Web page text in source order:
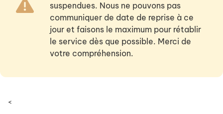
suspendues. Nous ne pouvons pas
communiquer de date de reprise à ce
jour et faisons le maximum pour rétablir
le service dès que possible. Merci de
votre compréhension.
<